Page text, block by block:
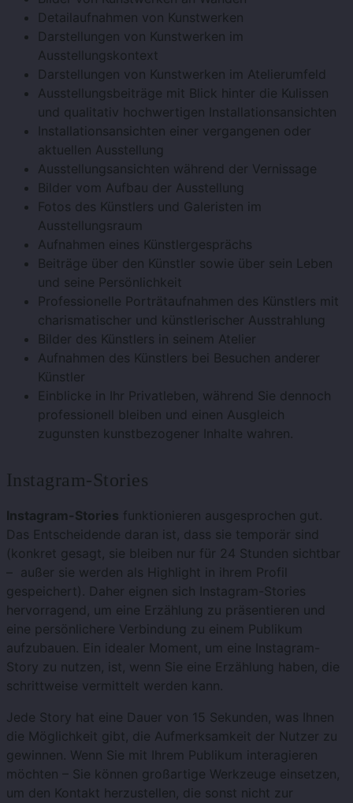
Detailaufnahmen von Kunstwerken
Darstellungen von Kunstwerken im
Ausstellungskontext
Darstellungen von Kunstwerken im Atelierumfeld
Ausstellungsbeiträge mit Blick hinter die Kulissen
und qualitativ hochwertigen Installationsansichten
Installationsansichten einer vergangenen oder
aktuellen Ausstellung
Ausstellungsansichten während der Vernissage
Bilder vom Aufbau der Ausstellung
Fotos des Künstlers und Galeristen im
Ausstellungsraum
Aufnahmen eines Künstlergesprächs
Beiträge über den Künstler sowie über sein Leben
und seine Persönlichkeit
Professionelle Porträtaufnahmen des Künstlers mit
charismatischer und künstlerischer Ausstrahlung
Bilder des Künstlers in seinem Atelier
Aufnahmen des Künstlers bei Besuchen anderer
Künstler
Einblicke in Ihr Privatleben, während Sie dennoch
professionell bleiben und einen Ausgleich
zugunsten kunstbezogener Inhalte wahren.
Instagram-Stories
Instagram-Stories funktionieren ausgesprochen gut.
Das Entscheidende daran ist, dass sie temporär sind
(konkret gesagt, sie bleiben nur für 24 Stunden sichtbar
– außer sie werden als Highlight in ihrem Profil
gespeichert). Daher eignen sich Instagram-Stories
hervorragend, um eine Erzählung zu präsentieren und
eine persönlichere Verbindung zu einem Publikum
aufzubauen. Ein idealer Moment, um eine Instagram-
Story zu nutzen, ist, wenn Sie eine Erzählung haben, die
schrittweise vermittelt werden kann.
Jede Story hat eine Dauer von 15 Sekunden, was Ihnen
die Möglichkeit gibt, die Aufmerksamkeit der Nutzer zu
gewinnen. Wenn Sie mit Ihrem Publikum interagieren
möchten – Sie können großartige Werkzeuge einsetzen,
um den Kontakt herzustellen, die sonst nicht zur